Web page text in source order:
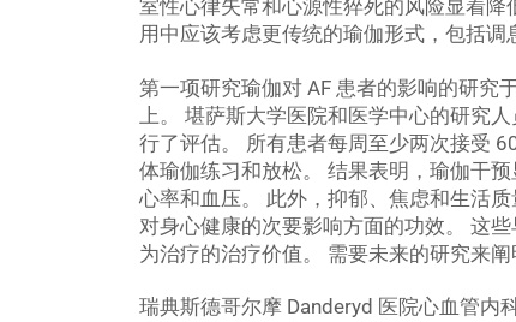
室性心律失常和心源性猝死的风险显着
用中应该考虑更传统的瑜伽形式，包括调
第一项研究瑜伽对 AF 患者的影响的研究
上。 堪萨斯大学医院和医学中心的研究
行了评估。 所有患者每周至少两次接受
体瑜伽练习和放松。 结果表明，瑜伽干
心率和血压。 此外，抑郁、焦虑和生活
对身心健康的次要影响方面的功效。 这
为治疗的治疗价值。 需要未来的研究来
瑞典斯德哥尔摩 Danderyd 医院心血管内